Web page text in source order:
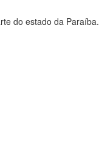
do estado da Paraíba.